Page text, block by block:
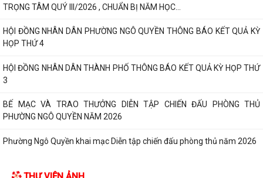
TRỌNG TÂM QUÝ III/2026 , CHUẨN BỊ NĂM HỌC...
HỘI ĐỒNG NHÂN DÂN PHƯỜNG NGÔ QUYỀN THÔNG BÁO KẾT QUẢ KỲ
HỌP THỨ 4
HỘI ĐỒNG NHÂN DÂN THÀNH PHỐ THÔNG BÁO KẾT QUẢ KỲ HỌP THỨ
3
BẾ MẠC VÀ TRAO THƯỞNG DIỄN TẬP CHIẾN ĐẤU PHÒNG THỦ
PHƯỜNG NGÔ QUYỀN NĂM 2026
Phường Ngô Quyền khai mạc Diễn tập chiến đấu phòng thủ năm 2026